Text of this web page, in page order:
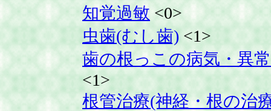
知覚過敏 <0>
虫歯(むし歯) <1>
歯の根っこの病気・異常
<1>
根管治療(神経・根の治